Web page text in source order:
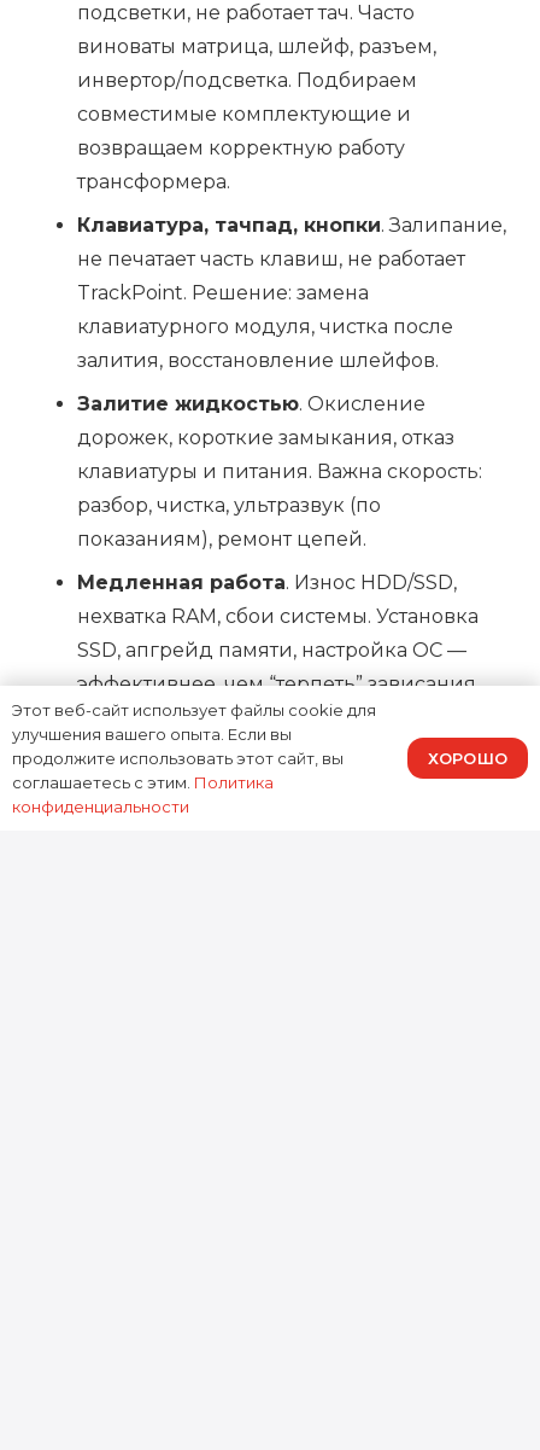
подсветки, не работает тач. Часто
виноваты матрица, шлейф, разъем,
инвертор/подсветка. Подбираем
совместимые комплектующие и
возвращаем корректную работу
трансформера.
Клавиатура, тачпад, кнопки. Залипание,
не печатает часть клавиш, не работает
TrackPoint. Решение: замена
клавиатурного модуля, чистка после
залития, восстановление шлейфов.
Залитие жидкостью. Окисление
дорожек, короткие замыкания, отказ
клавиатуры и питания. Важна скорость:
разбор, чистка, ультразвук (по
показаниям), ремонт цепей.
Медленная работа. Износ HDD/SSD,
нехватка RAM, сбои системы. Установка
SSD, апгрейд памяти, настройка ОС —
эффективнее, чем “терпеть” зависания.
Как проходит ремонт Lenovo
ThinkPad Twist в Москве
Этот веб-сайт использует файлы cookie для
улучшения вашего опыта. Если вы
продолжите использовать этот сайт, вы
соглашаетесь с этим. Политика
конфиденциальности
ХОРОШО